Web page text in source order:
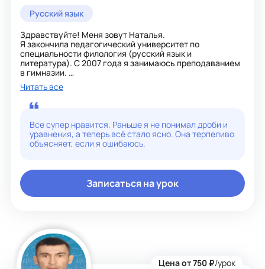
Русский язык
Здравствуйте! Меня зовут Наталья.
Я закончила педагогический университет по
специальности филология (русский язык и
литература). С 2007 года я занимаюсь преподаванием
в гимназии.
За плечами подготовка детей к школе (навыки чтения и
грамоты, развитие логики), обучение русскому языку
детей-билингвов, 2 успешных выпуска начальной
школы (математический класс, работа по программе
Петерсон, Гейдман).
В силу личного интереса после курса
профессиональной переподготовки я продолжила
работу в средних классах гимназии (5 - 7 класс) по
Во время работы в школе прошла курсы по
профессиональной переподготовке: учитель
начальных классов и учитель математики.
Большой опыт работы с детьми. Знание программ
программе классической русской школы или работа по
англоязычным учебникам). Опыт работы
индивидуальным репетитором - с 2022 года.
Читать все
Все супер нравится. Раньше я не понимал дроби и
уравнения, а теперь всё стало ясно. Она терпеливо
объясняет, если я ошибаюсь.
Записаться на урок
Цена от 750 ₽/урок